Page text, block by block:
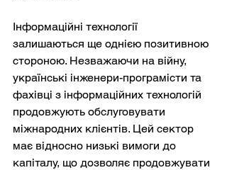
Інформаційні технології
залишаються ще однією позитивною
стороною. Незважаючи на війну,
українські інженери-програмісти та
фахівці з інформаційних технологій
продовжують обслуговувати
міжнародних клієнтів. Цей сектор
має відносно низькі вимоги до
капіталу, що дозволяє продовжувати